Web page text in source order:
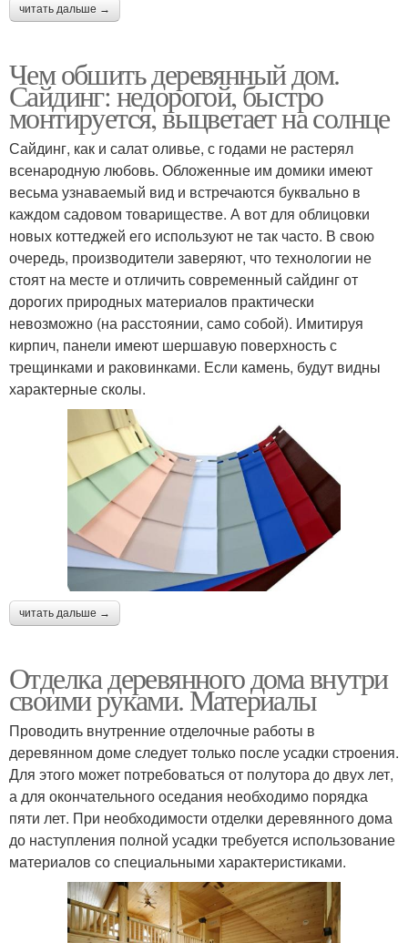
читать дальше →
Чем обшить деревянный дом.
Сайдинг: недорогой, быстро
монтируется, выцветает на солнце
Сайдинг, как и салат оливье, с годами не растерял
всенародную любовь. Обложенные им домики имеют
весьма узнаваемый вид и встречаются буквально в
каждом садовом товариществе. А вот для облицовки
новых коттеджей его используют не так часто. В свою
очередь, производители заверяют, что технологии не
стоят на месте и отличить современный сайдинг от
дорогих природных материалов практически
невозможно (на расстоянии, само собой). Имитируя
кирпич, панели имеют шершавую поверхность с
трещинками и раковинками. Если камень, будут видны
характерные сколы.
читать дальше →
Отделка деревянного дома внутри
своими руками. Материалы
Проводить внутренние отделочные работы в
деревянном доме следует только после усадки строения.
Для этого может потребоваться от полутора до двух лет,
а для окончательного оседания необходимо порядка
пяти лет. При необходимости отделки деревянного дома
до наступления полной усадки требуется использование
материалов со специальными характеристиками.